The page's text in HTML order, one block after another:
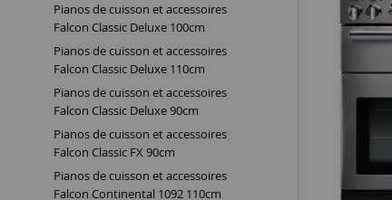
Pianos de cuisson et accessoires
Falcon Classic Deluxe 100cm
Pianos de cuisson et accessoires
Falcon Classic Deluxe 110cm
Pianos de cuisson et accessoires
Falcon Classic Deluxe 90cm
Pianos de cuisson et accessoires
Falcon Classic FX 90cm
Pianos de cuisson et accessoires
Falcon Continental 1092 110cm